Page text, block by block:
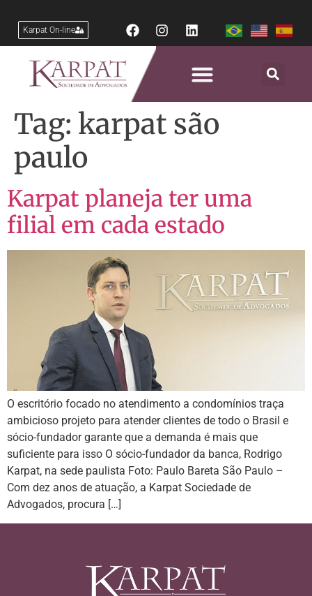
Karpat On-line
Tag: karpat são
paulo
Karpat planeja ter uma
filial em cada estado
O escritório focado no atendimento a condomínios traça
ambicioso projeto para atender clientes de todo o Brasil e
sócio-fundador garante que a demanda é mais que
suficiente para isso O sócio-fundador da banca, Rodrigo
Karpat, na sede paulista Foto: Paulo Bareta São Paulo –
Com dez anos de atuação, a Karpat Sociedade de
Advogados, procura […]